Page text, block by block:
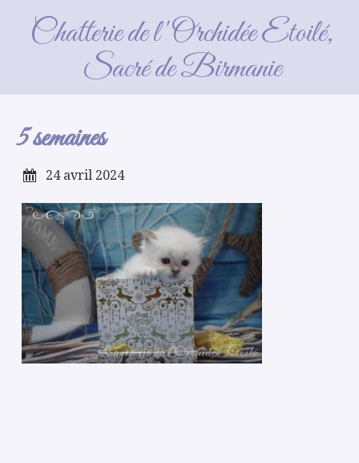
Chatterie de l'Orchidée Etoilé,
Sacré de Birmanie
5 semaines
5 semaines
24 avril 2024